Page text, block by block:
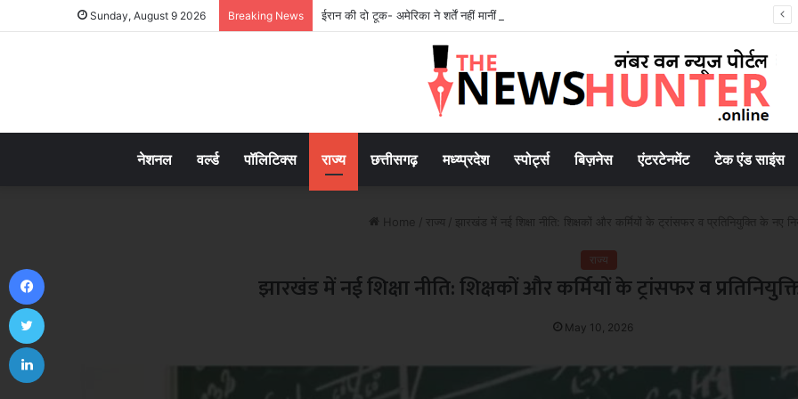
Sunday, August 9 2026 Breaking News ईरान की दो टूक- अमेरिका ने शर्तें नहीं मानीं तो नहीं खुलेगा होर्मुज जलडमरूमध्य
नेशनल वर्ल्ड पॉलिटिक्स राज्य छत्तीसगढ़ मध्य्प्रदेश स्पोर्ट्स बिज़नेस एंटरटेनमेंट टेक एंड साइंस
Home / राज्य / झारखंड में नई शिक्षा नीति: शिक्षकों और कर्मियों के ट्रांसफर व प्रतिनियुक्ति के नए
राज्य
झारखंड में नई शिक्षा नीति: शिक्षकों और कर्मियों के ट्रांसफर व
May 10, 2026